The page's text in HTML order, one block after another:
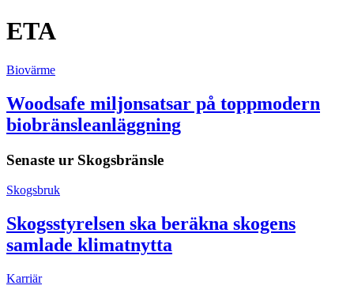
ETA
Biovärme
Woodsafe miljonsatsar på toppmodern
biobränsleanläggning
Senaste ur Skogsbränsle
Skogsbruk
Skogsstyrelsen ska beräkna skogens
samlade klimatnytta
Karriär